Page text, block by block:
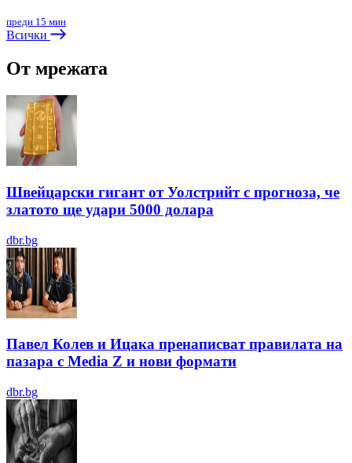
преди 15 мин
Всички
От мрежата
Швейцарски гигант от Уолстрийт с прогноза, че
златото ще удари 5000 долара
dbr.bg
Павел Колев и Ицака пренаписват правилата на
пазара с Media Z и нови формати
dbr.bg